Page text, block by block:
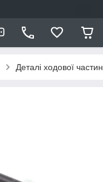
Деталі ходової